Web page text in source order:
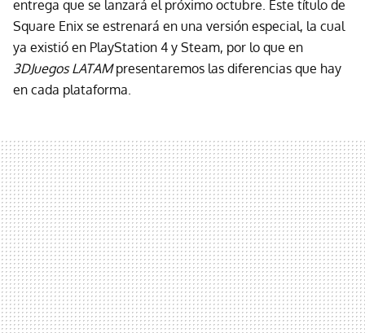
entrega que se lanzará el próximo octubre. Este título de
Square Enix se estrenará en una versión especial, la cual
ya existió en PlayStation 4 y Steam, por lo que en
3DJuegos LATAMpresentaremos las diferencias que hay
en cada plataforma.